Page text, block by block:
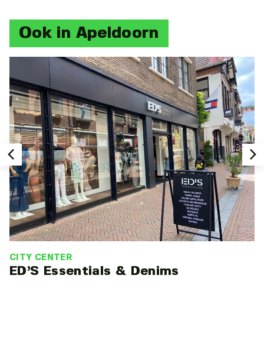
Ook in Apeldoorn
CITY CENTER
ED’S Essentials & Denims